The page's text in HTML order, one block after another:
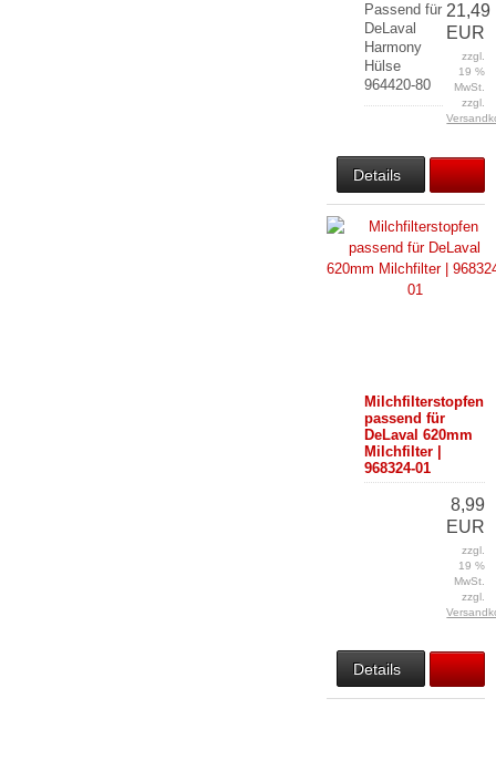
Passend für
DeLaval
Harmony
Hülse
964420-80
21,49
EUR
zzgl.
19 %
MwSt.
zzgl.
Details
Milchfilterstopfen
passend für
DeLaval 620mm
Milchfilter |
968324-01
8,99
EUR
zzgl.
19 %
MwSt.
zzgl.
Details